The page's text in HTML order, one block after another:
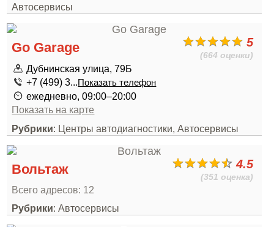
Автосервисы
5
(664 оценки)
Go Garage
Дубнинская улица, 79Б
+7 (499) 3...Показать телефон
ежедневно, 09:00–20:00
Показать на карте
Рубрики: Центры автодиагностики, Автосервисы
4.5
(351 оценка)
Вольтаж
Всего адресов: 12
Рубрики: Автосервисы